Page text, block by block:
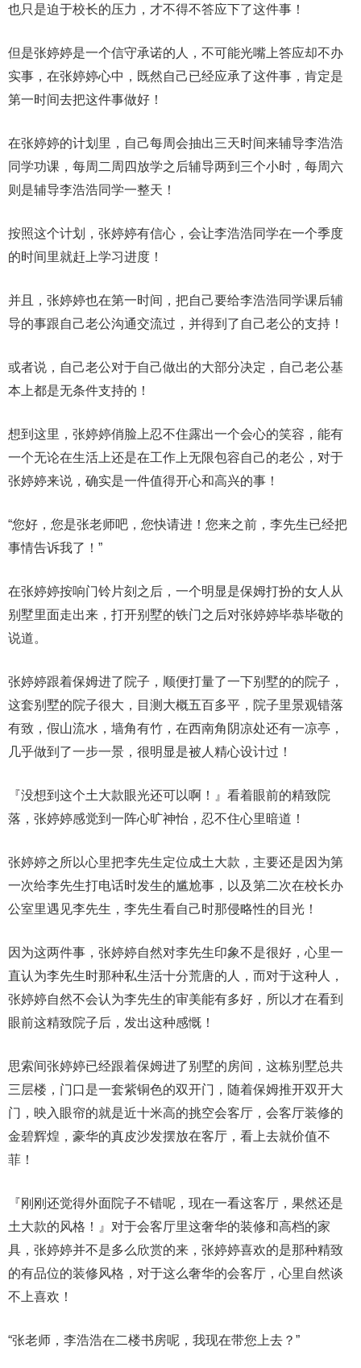
也只是迫于校长的压力，才不得不答应下了这件事！
但是张婷婷是一个信守承诺的人，不可能光嘴上答应却不办
实事，在张婷婷心中，既然自己已经应承了这件事，肯定是
第一时间去把这件事做好！
在张婷婷的计划里，自己每周会抽出三天时间来辅导李浩浩
同学功课，每周二周四放学之后辅导两到三个小时，每周六
则是辅导李浩浩同学一整天！
按照这个计划，张婷婷有信心，会让李浩浩同学在一个季度
的时间里就赶上学习进度！
并且，张婷婷也在第一时间，把自己要给李浩浩同学课后辅
导的事跟自己老公沟通交流过，并得到了自己老公的支持！
或者说，自己老公对于自己做出的大部分决定，自己老公基
本上都是无条件支持的！
想到这里，张婷婷俏脸上忍不住露出一个会心的笑容，能有
一个无论在生活上还是在工作上无限包容自己的老公，对于
张婷婷来说，确实是一件值得开心和高兴的事！
“您好，您是张老师吧，您快请进！您来之前，李先生已经把
事情告诉我了！”
在张婷婷按响门铃片刻之后，一个明显是保姆打扮的女人从
别墅里面走出来，打开别墅的铁门之后对张婷婷毕恭毕敬的
说道。
张婷婷跟着保姆进了院子，顺便打量了一下别墅的的院子，
这套别墅的院子很大，目测大概五百多平，院子里景观错落
有致，假山流水，墙角有竹，在西南角阴凉处还有一凉亭，
几乎做到了一步一景，很明显是被人精心设计过！
『没想到这个土大款眼光还可以啊！』看着眼前的精致院
落，张婷婷感觉到一阵心旷神怡，忍不住心里暗道！
张婷婷之所以心里把李先生定位成土大款，主要还是因为第
一次给李先生打电话时发生的尴尬事，以及第二次在校长办
公室里遇见李先生，李先生看自己时那侵略性的目光！
因为这两件事，张婷婷自然对李先生印象不是很好，心里一
直认为李先生时那种私生活十分荒唐的人，而对于这种人，
张婷婷自然不会认为李先生的审美能有多好，所以才在看到
眼前这精致院子后，发出这种感慨！
思索间张婷婷已经跟着保姆进了别墅的房间，这栋别墅总共
三层楼，门口是一套紫铜色的双开门，随着保姆推开双开大
门，映入眼帘的就是近十米高的挑空会客厅，会客厅装修的
金碧辉煌，豪华的真皮沙发摆放在客厅，看上去就价值不
菲！
『刚刚还觉得外面院子不错呢，现在一看这客厅，果然还是
土大款的风格！』对于会客厅里这奢华的装修和高档的家
具，张婷婷并不是多么欣赏的来，张婷婷喜欢的是那种精致
的有品位的装修风格，对于这么奢华的会客厅，心里自然谈
不上喜欢！
“张老师，李浩浩在二楼书房呢，我现在带您上去？”